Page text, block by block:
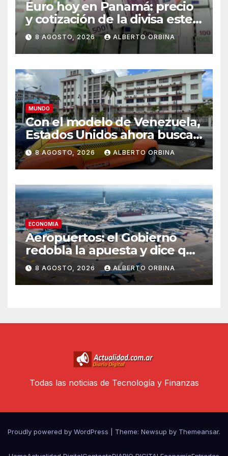
Euro hoy en Panamá: precio
y cotización de la divisa este
sábado 8 de agosto de 2026
8 AGOSTO, 2026 ALBERTO ORBINA
MUNDO
Con el modelo de Venezuela,
Estados Unidos ahora busca
al próximo líder de Cuba
8 AGOSTO, 2026 ALBERTO ORBINA
ECONOMIA
Aeropuertos: el Gobierno
redobla la apuesta y dice que
la falta de inversiones puede
poner en riesgo la concesión
8 AGOSTO, 2026 ALBERTO ORBINA
Todas las noticias de Tecnología y Finanzas
Proudly powered by WordPress Theme: Newsup by Themeansar.